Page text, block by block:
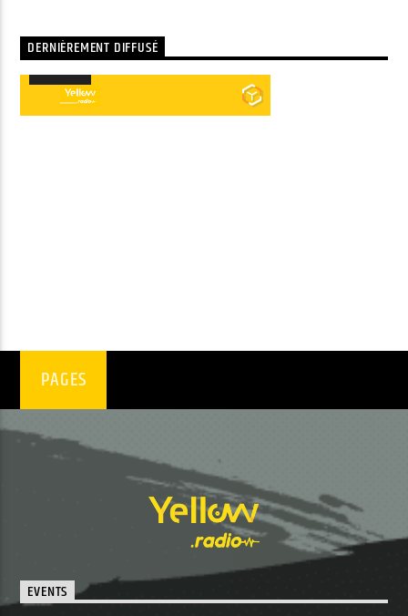
DERNIÈREMENT DIFFUSÉ
Lecteur
audio
PAGES
EVENTS